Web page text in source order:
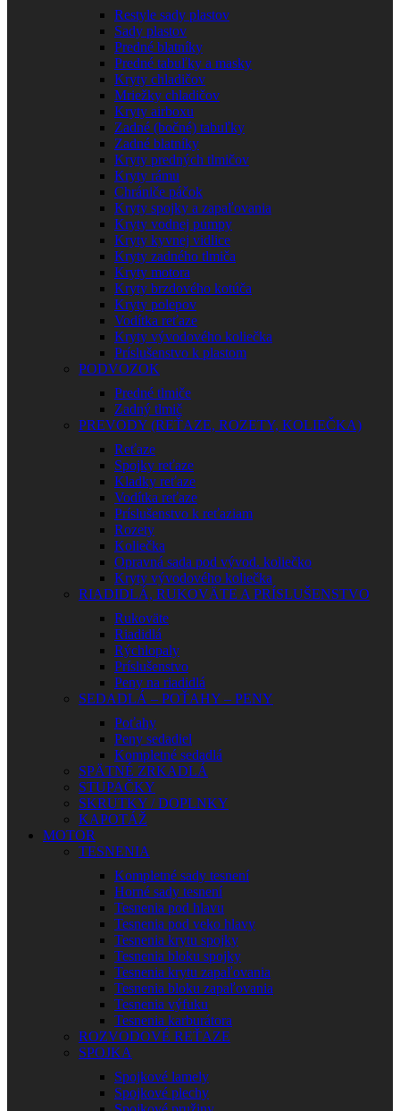
Restyle sady plastov
Sady plastov
Predné blatníky
Predné tabuľky a masky
Kryty chladičov
Mriežky chladičov
Kryty airboxu
Zadné (bočné) tabuľky
Zadné blatníky
Kryty predných tlmičov
Kryty rámu
Chrániče páčok
Kryty spojky a zapaľovania
Kryty vodnej pumpy
Kryty kyvnej vidlice
Kryty zadného tlmiča
Kryty motora
Kryty brzdového kotúča
Kryty polepov
Vodítka reťaze
Kryty vývodového koliečka
Príslušenstvo k plastom
PODVOZOK
Predné tlmiče
Zadný tlmič
PREVODY (REŤAZE, ROZETY, KOLIEČKA)
Reťaze
Spojky reťaze
Kladky reťaze
Vodítka reťaze
Príslušenstvo k reťaziam
Rozety
Koliečka
Opravná sada pod vývod. koliečko
Kryty vývodového koliečka
RIADIDLÁ, RUKOVÄTE A PRÍSLUŠENSTVO
Rukoväte
Riadidlá
Rýchlopaly
Príslušenstvo
Peny na riadidlá
SEDADLÁ – POŤAHY – PENY
Poťahy
Peny sedadiel
Kompletné sedadlá
SPÄTNÉ ZRKADLÁ
STUPAČKY
SKRUTKY / DOPLNKY
KAPOTÁŽ
MOTOR
TESNENIA
Kompletné sady tesnení
Horné sady tesnení
Tesnenia pod hlavu
Tesnenia pod veko hlavy
Tesnenia krytu spojky
Tesnenia bloku spojky
Tesnenia krytu zapaľovania
Tesnenia bloku zapaľovania
Tesnenia výfuku
Tesnenia karburátora
ROZVODOVÉ REŤAZE
SPOJKA
Spojkové lamely
Spojkové plechy